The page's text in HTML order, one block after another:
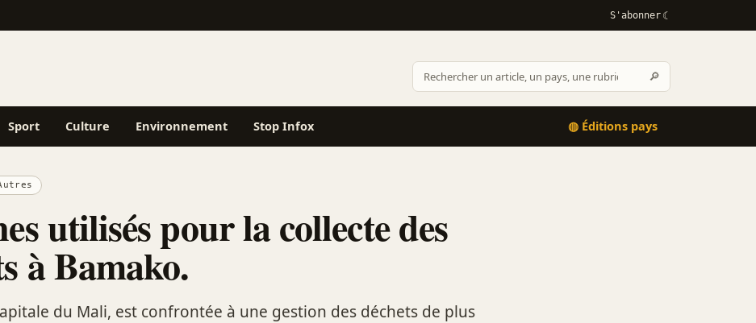
S'abonner
Rechercher
sur
Rechercher
🔎
Sport Culture Environnement Stop Infox ◍ Éditions pays
utilisés pour la collecte des
à Bamako.
du Mali, est confrontée à une gestion des déchets de plus